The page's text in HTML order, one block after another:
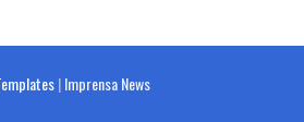
|Imprensa News